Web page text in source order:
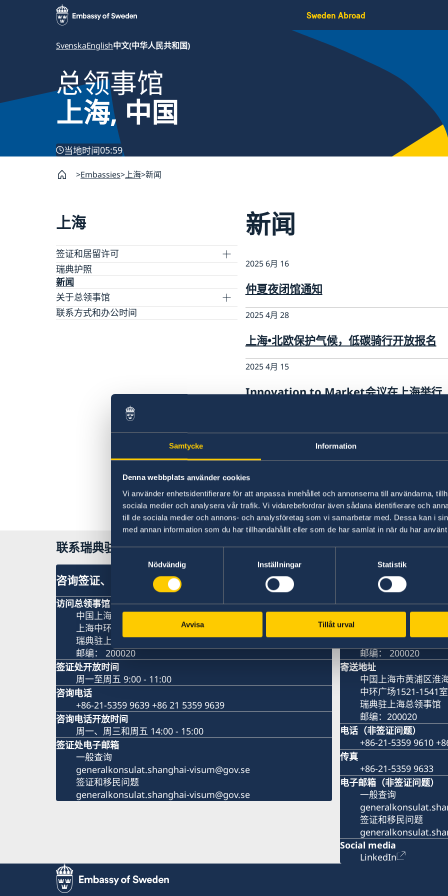
Samtycke Information
Denna webbplats använder cookies
Vi använder enhetsidentifierare för att anpassa innehållet och annonserna till användarna,
sociala medier och analysera vår trafik. Vi vidarebefordrar även sådana identifierare och
till de sociala medier och annons- och analysföretag som vi samarbetar med. Dessa kan i
med annan information som du har tillhandahållit eller som de har samlat in när du har
Samtyckesval
Nödvändig
Inställningar Statistik
Avvisa Tillåt urval
Sweden Abroad
SvenskaEnglish中文(中华人民共和国)
总领事馆
上海, 中国
当地时间05:59
Embassies 上海 新闻
上海
签证和居留许可
签证申请
长期逗留（90 天或更长）
申请居留许可
采访请求
生物识别和护照检查
瑞典护照
新闻
关于总领事馆
数据保护政策
空缺职位
联系方式和办公时间
新闻
2025 6月 16
仲夏夜闭馆通知
2025 4月 28
上海•北欧保护气候，低碳骑行开放报名
2025 4月 15
Innovation to Market会议在上海举行
复活节假期闭馆通知
建交75周年
« 1 ... 3 4 5 6 7 ... 53 54 »
联系瑞典驻上海总领事馆
咨询签证、工作和居留许可相关问题
访问总领事馆
中国上海市淮海中路381号
上海中环广场15楼
瑞典驻上海总领事馆
邮编： 200020
签证处开放时间
周一至周五 9:00 - 11:00
咨询电话
+86-21-5359 9639 +86 21 5359 9639
咨询电话开放时间
周一、周三和周五 14:00 - 15:00
签证处电子邮箱
一般查询
generalkonsulat.shanghai-visum@gov.se
签证和移民问题
generalkonsulat.shanghai-visum@gov.se
瑞典驻上海总领事馆
访问总领事馆
中国上海市淮海中路
瑞典驻上海总领事馆
邮编： 200020
寄送地址
中国上海市黄浦区淮
中环广场1521-1541室
瑞典驻上海总领事馆
邮编：200020
电话（非签证问题）
+86-21-5359 9610
传真
+86-21-5359 9633
电子邮箱（非签证问题）
一般查询
签证和移民问题
Social media
LinkedIn